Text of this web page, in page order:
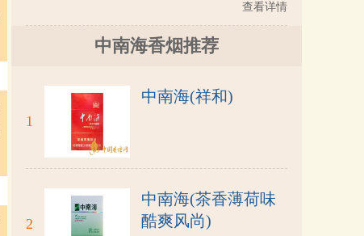
查看详情
中南海香烟推荐
1
中南海(祥和)
2
中南海(茶香薄荷味
酷爽风尚)